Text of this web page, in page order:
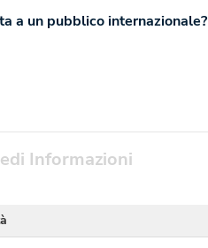
a un pubblico internazionale?
Informazioni